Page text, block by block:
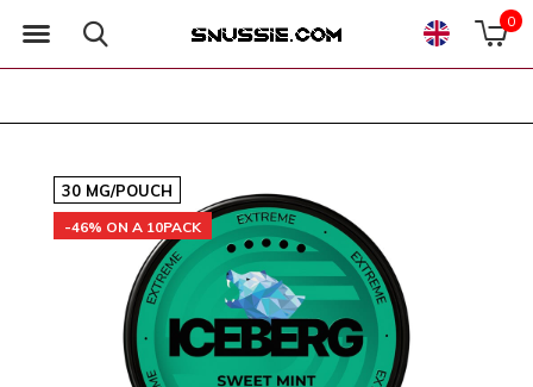
0
30 MG/POUCH
-46% ON A 10PACK